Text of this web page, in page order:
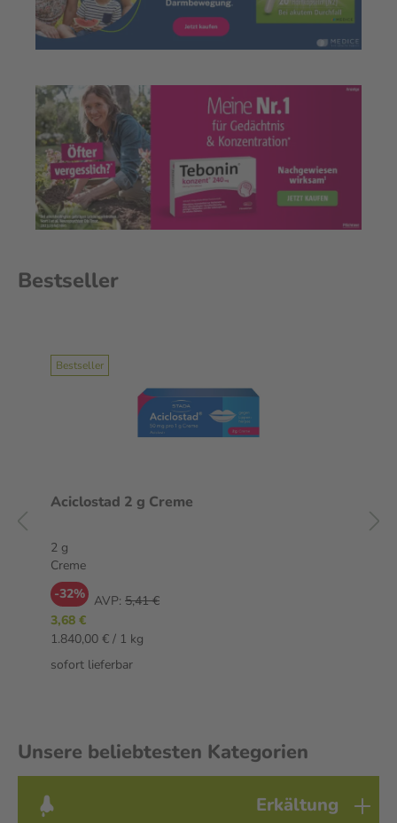
Bestseller
Bestseller
Aciclostad 2 g Creme
2 g
Creme
-32% AVP: 5,41 €
3,68 €
1.840,00 € / 1 kg
sofort lieferbar
Unsere beliebtesten Kategorien
Erkältung